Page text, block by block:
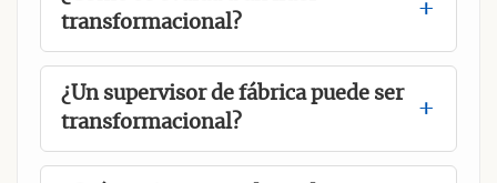
transformacional?
¿Un supervisor de fábrica puede ser
transformacional?